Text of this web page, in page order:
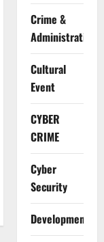
Crime &
Administration
Cultural
Event
CYBER
CRIME
Cyber
Security
Development